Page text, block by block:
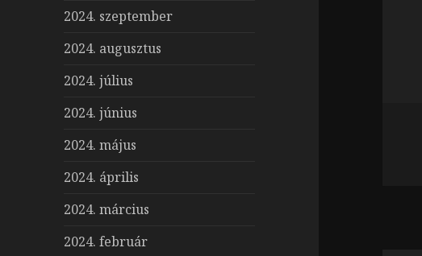
2024. szeptember
2024. augusztus
2024. július
2024. június
2024. május
2024. április
2024. március
2024. február